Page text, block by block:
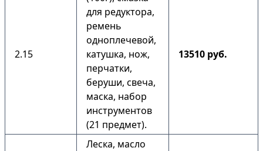
2.15
для редуктора,
ремень
одноплечевой,
катушка, нож,
перчатки,
беруши, свеча,
маска, набор
инструментов
(21 предмет).
13510 руб.
Леска, масло